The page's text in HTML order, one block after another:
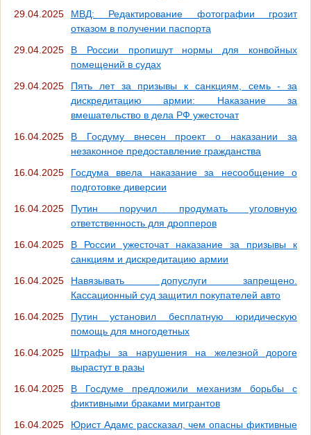
29.04.2025
МВД: Редактирование фотографии грозит
отказом в получении паспорта
29.04.2025
В России пропишут нормы для конвойных
помещений в судах
29.04.2025
Пять лет за призывы к санкциям, семь - за
дискредитацию армии: Наказание за
вмешательство в дела РФ ужесточат
16.04.2025
В Госдуму внесен проект о наказании за
незаконное предоставление гражданства
16.04.2025
Госдума ввела наказание за несообщение о
подготовке диверсии
16.04.2025
Путин поручил продумать уголовную
ответственность для дропперов
16.04.2025
В России ужесточат наказание за призывы к
санкциям и дискредитацию армии
16.04.2025
Навязывать допуслуги запрещено.
Кассационный суд защитил покупателей авто
16.04.2025
Путин установил бесплатную юридическую
помощь для многодетных
16.04.2025
Штрафы за нарушения на железной дороге
вырастут в разы
16.04.2025
В Госдуме предложили механизм борьбы с
фиктивными браками мигрантов
16.04.2025
Юрист Адамс рассказал, чем опасны фиктивные